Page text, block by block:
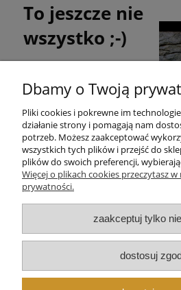
To jeszcze nie
wszystko ;-)
udekorowana eleganckim
drewniany magnesem, który
ozdobą - wystarczy oderwać
go od koperty.
Pomoc
Moje konto
Płatności i
Informacje
Dbamy o Twoją
Pliki cookies i pokrewne im
działanie strony i pomagają nam
potrzeb. Możesz zaakceptować
wszystkich tych plików i przejść do
plików do swoich preferencji,
Więcej o plikach cookies przeczytasz w
prywatności.
zaakceptuj tylko
dostosuj